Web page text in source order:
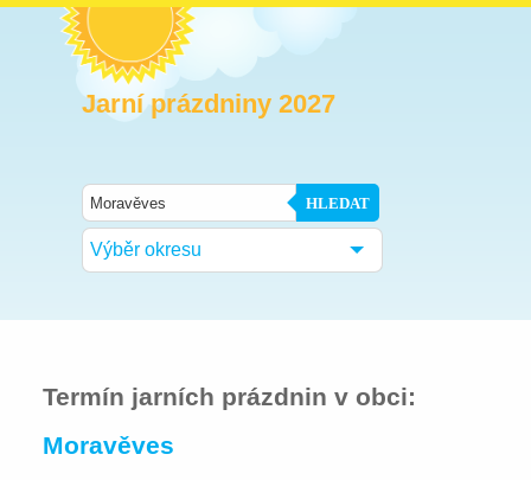
Jarní prázdniny 2027
HLEDAT
Výběr okresu
Termín jarních prázdnin v obci:
Moravěves